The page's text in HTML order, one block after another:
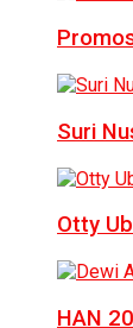
Suri
Otty
HAN